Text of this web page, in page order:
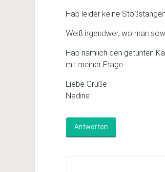
Hab leider keine
Weiß irgendwer, wo man
Hab nämlich den getunten
mit meiner Frage.
Liebe Grüße
Nadine
Antworten